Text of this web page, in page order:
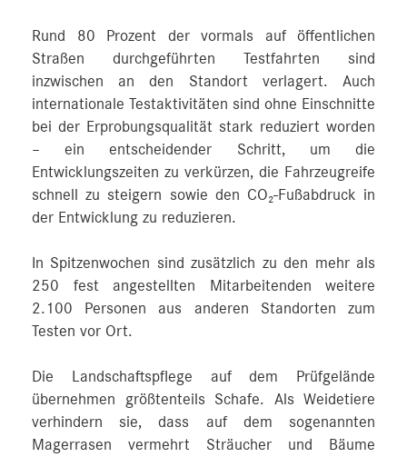
Rund 80 Prozent der vormals auf öffentlichen
Straßen durchgeführten Testfahrten sind
inzwischen an den Standort verlagert. Auch
internationale Testaktivitäten sind ohne Einschnitte
bei der Erprobungsqualität stark reduziert worden
– ein entscheidender Schritt, um die
Entwicklungszeiten zu verkürzen, die Fahrzeugreife
schnell zu steigern sowie den CO₂-Fußabdruck in
der Entwicklung zu reduzieren.
In Spitzenwochen sind zusätzlich zu den mehr als
250 fest angestellten Mitarbeitenden weitere
2.100 Personen aus anderen Standorten zum
Testen vor Ort.
Die Landschaftspflege auf dem Prüfgelände
übernehmen größtenteils Schafe. Als Weidetiere
verhindern sie, dass auf dem sogenannten
Magerrasen vermehrt Sträucher und Bäume